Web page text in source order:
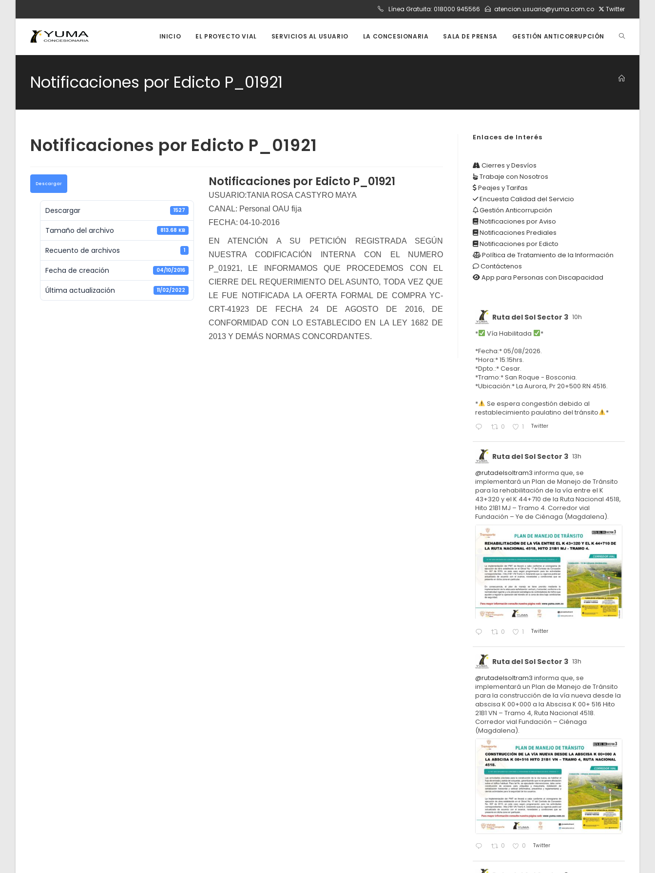
contenido
Línea Gratuita: 018000 945566 atencion.usuario@yuma.com.co Twitter
INICIO EL PROYECTO VIAL SERVICIOS AL USUARIO LA CONCESIONARIA SALA DE PRENSA GESTIÓN ANTICORRUPCIÓN ALTERNAR
BÚSQUEDA
DE
Notificaciones por Edicto P_01921
Notificaciones por Edicto P_01921
Descargar
Descargar 1527
Tamaño del archivo 813.68 KB
Recuento de archivos 1
Fecha de creación 04/10/2016
Última actualización 11/02/2022
Notificaciones por Edicto P_01921
USUARIO:TANIA ROSA CASTYRO MAYA
CANAL: Personal OAU fija
FECHA: 04-10-2016
EN ATENCIÓN A SU PETICIÓN REGISTRADA SEGÚN
NUESTRA CODIFICACIÓN INTERNA CON EL NUMERO
P_01921, LE INFORMAMOS QUE PROCEDEMOS CON EL
CIERRE DEL REQUERIMIENTO DEL ASUNTO, TODA VEZ QUE
LE FUE NOTIFICADA LA OFERTA FORMAL DE COMPRA YC-
CRT-41923 DE FECHA 24 DE AGOSTO DE 2016, DE
CONFORMIDAD CON LO ESTABLECIDO EN LA LEY 1682 DE
2013 Y DEMÁS NORMAS CONCORDANTES.
Enlaces de Interés
Cierres y Desvíos
Trabaje con Nosotros
Peajes y Tarifas
Encuesta Calidad del Servicio
Gestión Anticorrupción
Notificaciones por Aviso
Notificaciones Prediales
Notificaciones por Edicto
Política de Tratamiento de la Información
Contáctenos
App para Personas con Discapacidad
Ruta del Sol Sector 3 10h
* Vía Habilitada
*
*Fecha:* 05/08/2026.
*Hora:* 15:15hrs.
*Dpto.:* Cesar.
*Tramo:* San Roque - Bosconia.
*Ubicación:* La Aurora, Pr 20+500 RN 4516.
*
Se espera congestión debido al
restablecimiento paulatino del tránsito
*
0 1 Twitter
Ruta del Sol Sector 3 13h
@rutadelsoltram3 informa que, se
implementará un Plan de Manejo de Tránsito
para la rehabilitación de la vía entre el K
43+320 y el K 44+710 de la Ruta Nacional 4518,
Hito 21B1 MJ – Tramo 4. Corredor vial
Fundación – Ye de Ciénaga (Magdalena).
0 1 Twitter
Ruta del Sol Sector 3 13h
@rutadelsoltram3 informa que, se
implementará un Plan de Manejo de Tránsito
para la construcción de la vía nueva desde la
abscisa K 00+000 a la Abscisa K 00+ 516 Hito
21B1 VN – Tramo 4, Ruta Nacional 4518.
Corredor vial Fundación – Ciénaga
(Magdalena).
0 0 Twitter